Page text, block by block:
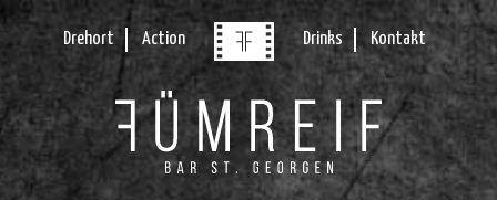
Drehort Action Drinks Kontakt